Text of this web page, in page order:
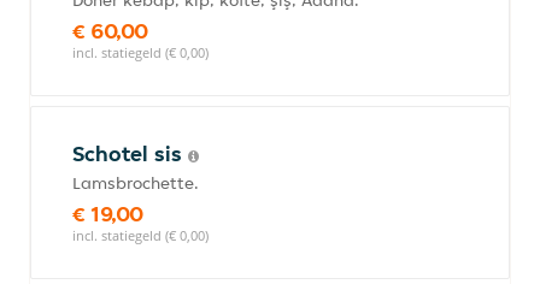
€ 60,00
incl. statiegeld (€ 0,00)
Schotel sis
Lamsbrochette.
€ 19,00
incl. statiegeld (€ 0,00)